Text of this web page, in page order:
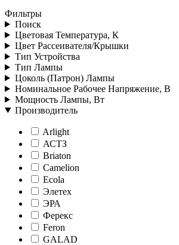
Фильтры
Поиск
Цветовая Температура, К
Цвет Рассеивателя/Крышки
Тип Устройства
Тип Лампы
Цоколь (Патрон) Лампы
Номинальное Рабочее Напряжение, В
Мощность Лампы, Вт
Производитель
Arlight
АСТЗ
Briaton
Camelion
Ecola
Элетех
ЭРА
Ферекс
Feron
GALAD